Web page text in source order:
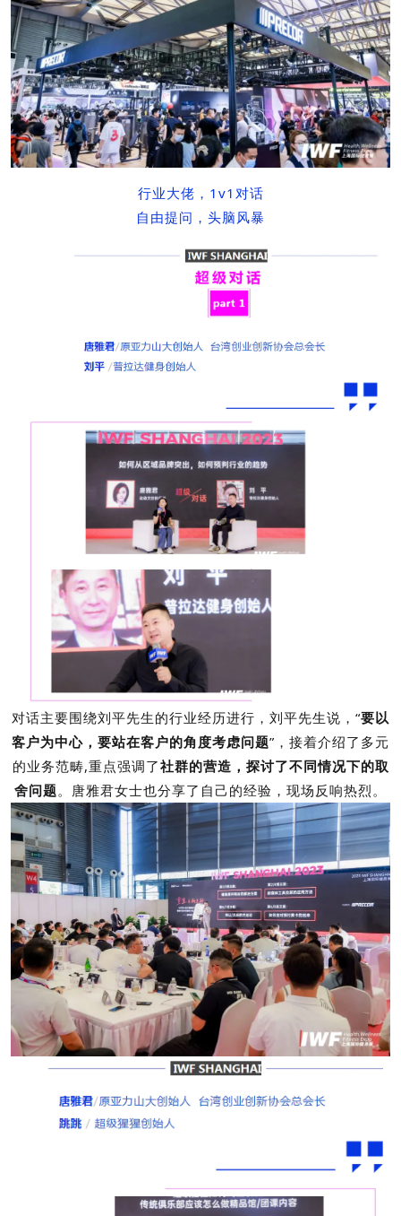
行业大佬，1v1对话
自由提问，头脑风暴
对话主要围绕刘平先生的行业经历进行，刘平先生说，“要以
客户为中心，要站在客户的角度考虑问题”，接着介绍了多元
的业务范畴,重点强调了社群的营造，探讨了不同情况下的取
舍问题。唐雅君女士也分享了自己的经验，现场反响热烈。